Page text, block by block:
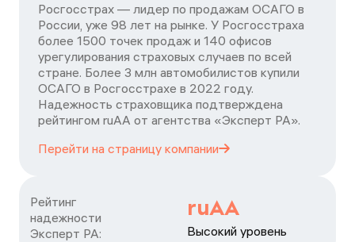
Росгосстрах — лидер по продажам ОСАГО в
России, уже 98 лет на рынке. У Росгосстраха
более 1500 точек продаж и 140 офисов
урегулирования страховых случаев по всей
стране. Более 3 млн автомобилистов купили
ОСАГО в Росгосстрахе в 2022 году.
Надежность страховщика подтверждена
рейтингом ruАА от агентства «Эксперт РА».
Перейти на страницу компании
Рейтинг
надежности
Эксперт РА:
ruAA
Высокий уровень